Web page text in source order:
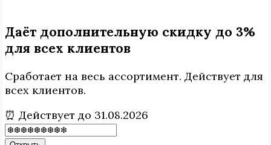
Даёт дополнительную скидку до 3%
для всех клиентов
Сработает на весь ассортимент. Действует для
всех клиентов.
⏰ Действует до 31.08.2026